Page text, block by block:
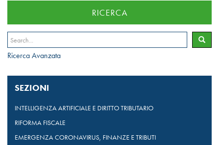
RICERCA
Ricerca Avanzata
SEZIONI
INTELLIGENZA ARTIFICIALE E DIRITTO TRIBUTARIO
RIFORMA FISCALE
EMERGENZA CORONAVIRUS, FINANZE E TRIBUTI